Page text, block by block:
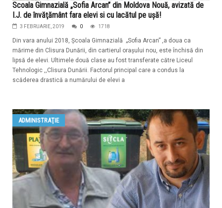
Scoala Gimnazială „Sofia Arcan” din Moldova Nouă, avizată de
I.J. de învăţământ fara elevi si cu lacătul pe uşă!
3 FEBRUARIE, 2019 0 1718
Din vara anului 2018, Şcoala Gimnazială „Sofia Arcan” ,a doua ca
mărime din Clisura Dunării, din cartierul oraşului nou, este închisă din
lipsă de elevi. Ultimele două clase au fost transferate către Liceul
Tehnologic ,,Clisura Dunării. Factorul principal care a condus la
scăderea drastică a numărului de elevi a
ADMINISTRAŢIE